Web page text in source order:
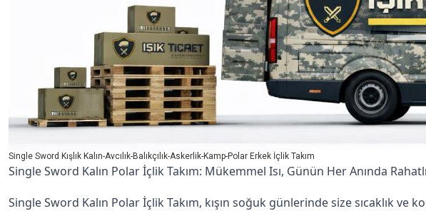
Single Sword Kışlık Kalın-Avcılık-Balıkçılık-Askerlik-Kamp-Polar Erkek İçlik Takım
Single Sword Kalın Polar İçlik Takım: Mükemmel Isı, Günün Her Anında
Single Sword Kalın Polar İçlik Takım, kışın soğuk günlerinde size sıcaklık